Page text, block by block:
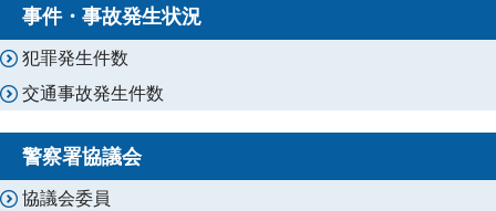
事件・事故発生状況
犯罪発生件数
交通事故発生件数
警察署協議会
協議会委員